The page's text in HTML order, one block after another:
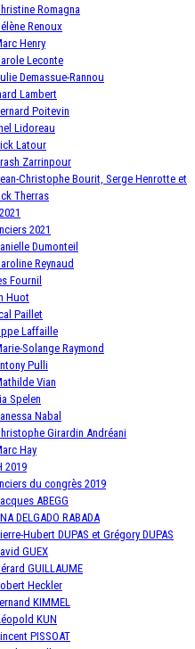
Romagna
Renoux
Henry
Leconte
Demassue-Rannou
Lambert
Poitevin
Lidoreau
Latour
Zarrinpour
Christophe Bourit, Serge Henrotte et
Therras
2021
Dumonteil
Reynaud
Fournil
Huot
Paillet
Laffaille
Solange Raymond
Pulli
Vian
Spelen
Nabal
Girardin Andréani
Hay
2019
du congrès 2019
ABEGG
DELGADO RABADA
Hubert DUPAS et Grégory DUPAS
GUEX
GUILLAUME
Heckler
KIMMEL
KUN
PISSOAT